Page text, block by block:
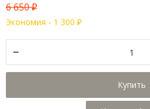
6 650₽
Экономия - 1 300 ₽
Купить